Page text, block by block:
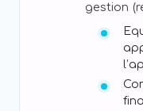
gestion